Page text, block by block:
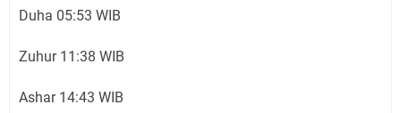
Duha 05:53 WIB
Zuhur 11:38 WIB
Ashar 14:43 WIB